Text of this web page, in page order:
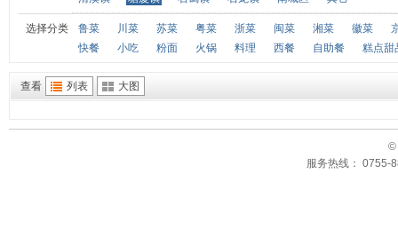
选择分类 鲁菜 川菜 苏菜 粤菜 浙菜 闽菜 湘菜 徽菜
快餐
小吃 粉面 火锅 料理 西餐 自助餐 糕点甜
查看 列表 大图
©
服务热线： 0755-